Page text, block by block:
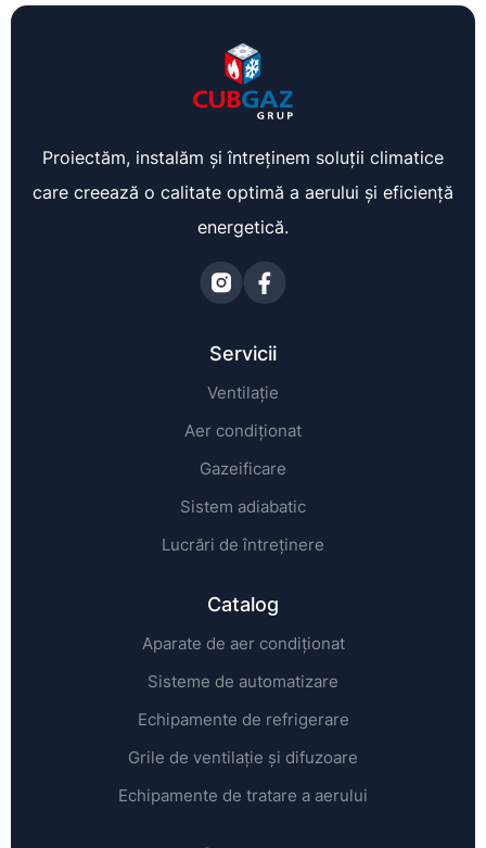
Proiectăm, instalăm și întreținem soluții climatice
care creează o calitate optimă a aerului și eficiență
energetică.
Servicii
Ventilație
Aer condiționat
Gazeificare
Sistem adiabatic
Lucrări de întreținere
Catalog
Aparate de aer condiționat
Sisteme de automatizare
Echipamente de refrigerare
Grile de ventilație și difuzoare
Echipamente de tratare a aerului